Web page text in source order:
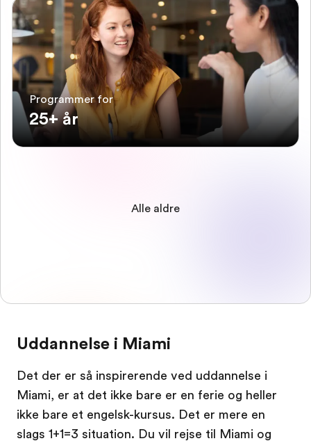
Programmer for
25+ år
Alle aldre
Uddannelse i Miami
Det der er så inspirerende ved uddannelse i
Miami, er at det ikke bare er en ferie og heller
ikke bare et engelsk-kursus. Det er mere en
slags 1+1=3 situation. Du vil rejse til Miami og